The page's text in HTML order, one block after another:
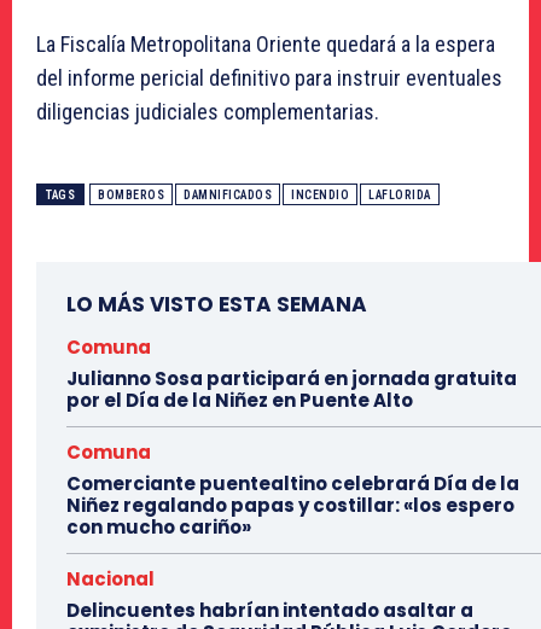
La Fiscalía Metropolitana Oriente quedará a la espera
del informe pericial definitivo para instruir eventuales
diligencias judiciales complementarias.
TAGS BOMBEROS DAMNIFICADOS INCENDIO LAFLORIDA
LO MÁS VISTO ESTA SEMANA
Comuna
Julianno Sosa participará en jornada gratuita
por el Día de la Niñez en Puente Alto
Comuna
Comerciante puentealtino celebrará Día de la
Niñez regalando papas y costillar: «los espero
con mucho cariño»
Nacional
Delincuentes habrían intentado asaltar a